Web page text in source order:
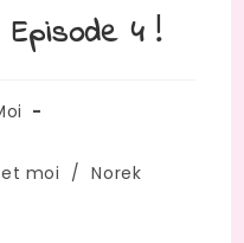
Episode 4 !
moi / Norek